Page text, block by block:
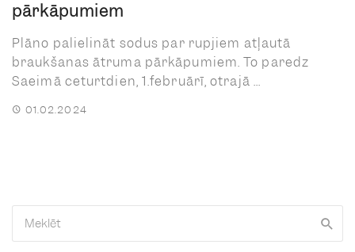
pārkāpumiem
Plāno palielināt sodus par rupjiem atļautā
braukšanas ātruma pārkāpumiem. To paredz
Saeimā ceturtdien, 1.februārī, otrajā ...
01.02.2024